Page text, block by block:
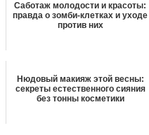
Саботаж молодости и красоты:
правда о зомби-клетках и уходе
против них
Нюдовый макияж этой весны:
секреты естественного сияния
без тонны косметики